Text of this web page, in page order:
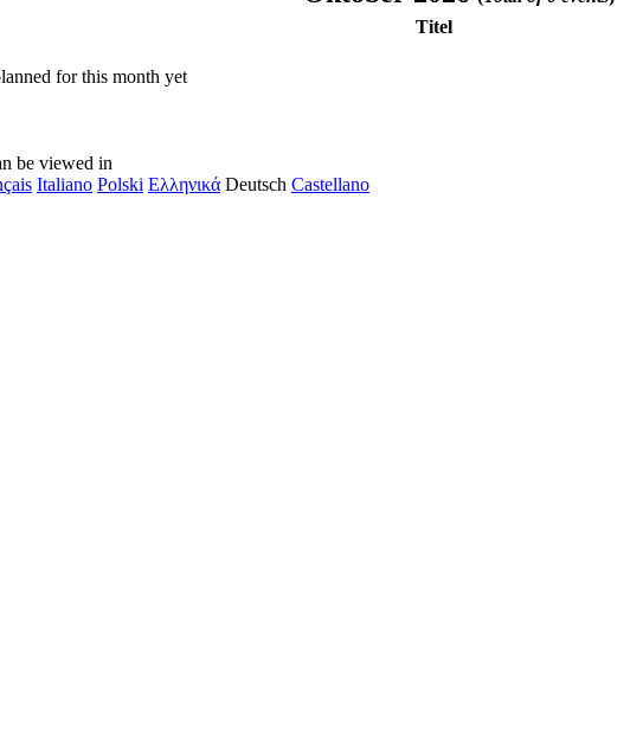
Titel
for this month yet
be viewed in
Italiano Polski Ελληνικά Deutsch Castellano